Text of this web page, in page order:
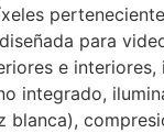
para
e interiores,
integrado,
blanca),